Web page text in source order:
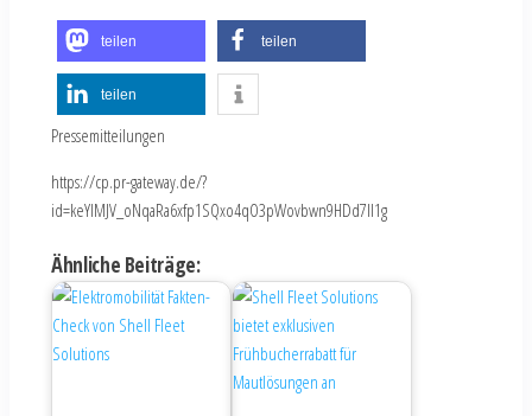
teilen teilen
teilen
Pressemitteilungen
https://cp.pr-gateway.de/?
id=keYlMJV_oNqaRa6xfp1SQxo4qO3pWovbwn9HDd7Il1g
Ähnliche Beiträge: